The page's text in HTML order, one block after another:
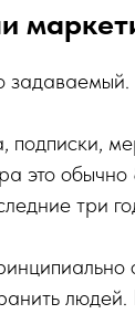
это
три
людей.